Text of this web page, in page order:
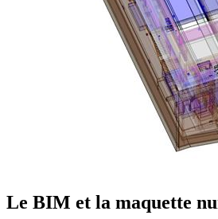
Le BIM et la maquette